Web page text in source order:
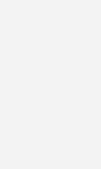
dadurch die Luftqualität zu